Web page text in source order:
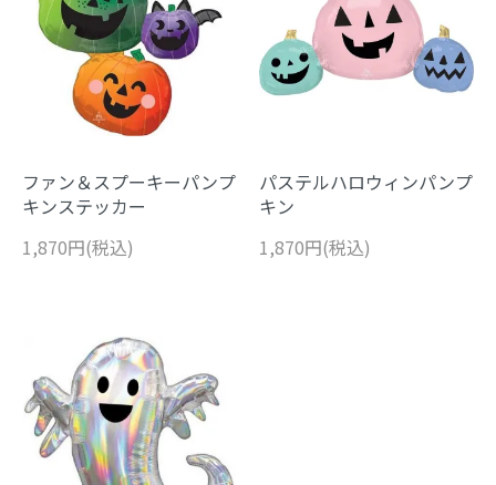
ファン＆スプーキーパンプ
キンステッカー
1,870円(税込)
パステルハロウィンパンプ
キン
1,870円(税込)